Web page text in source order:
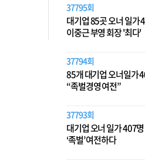
37795회
대기업 85곳 오너 일
이중근 부영 회장 '최다'
37794회
85개 대기업 오너일가
“족벌경영 여전”
37793회
대기업 오너 일가 407
‘족벌’ 여전하다